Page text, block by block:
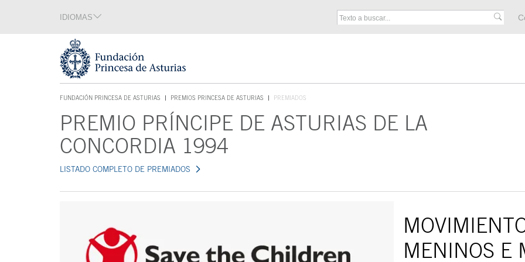
Tecla de acceso 1
IDIOMAS
FUNDACIÓN PRINCESA DE ASTURIAS
TECLA DE ACCESO 1
PREMIOS PRINCESA DE ASTURIAS PREMIADOS
Contenido principalPREMIO PRÍNCIPE DE ASTURIAS DE LA
CONCORDIA 1994
LISTADO COMPLETO DE PREMIADOS
MENINOS E